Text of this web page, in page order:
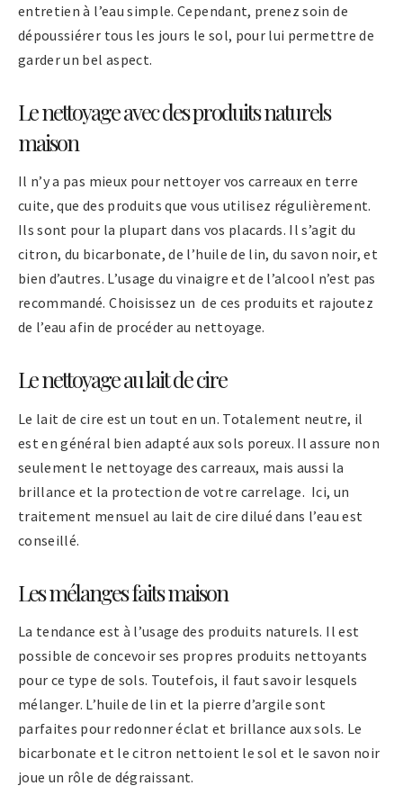
entretien à l’eau simple. Cependant, prenez soin de
dépoussiérer tous les jours le sol, pour lui permettre de
garder un bel aspect.
Le nettoyage avec des produits naturels
maison
Il n’y a pas mieux pour nettoyer vos carreaux en terre
cuite, que des produits que vous utilisez régulièrement.
Ils sont pour la plupart dans vos placards. Il s’agit du
citron, du bicarbonate, de l’huile de lin, du savon noir, et
bien d’autres. L’usage du vinaigre et de l’alcool n’est pas
recommandé. Choisissez un de ces produits et rajoutez
de l’eau afin de procéder au nettoyage.
Le nettoyage au lait de cire
Le lait de cire est un tout en un. Totalement neutre, il
est en général bien adapté aux sols poreux. Il assure non
seulement le nettoyage des carreaux, mais aussi la
brillance et la protection de votre carrelage. Ici, un
traitement mensuel au lait de cire dilué dans l’eau est
conseillé.
Les mélanges faits maison
La tendance est à l’usage des produits naturels. Il est
possible de concevoir ses propres produits nettoyants
pour ce type de sols. Toutefois, il faut savoir lesquels
mélanger. L’huile de lin et la pierre d’argile sont
parfaites pour redonner éclat et brillance aux sols. Le
bicarbonate et le citron nettoient le sol et le savon noir
joue un rôle de dégraissant.